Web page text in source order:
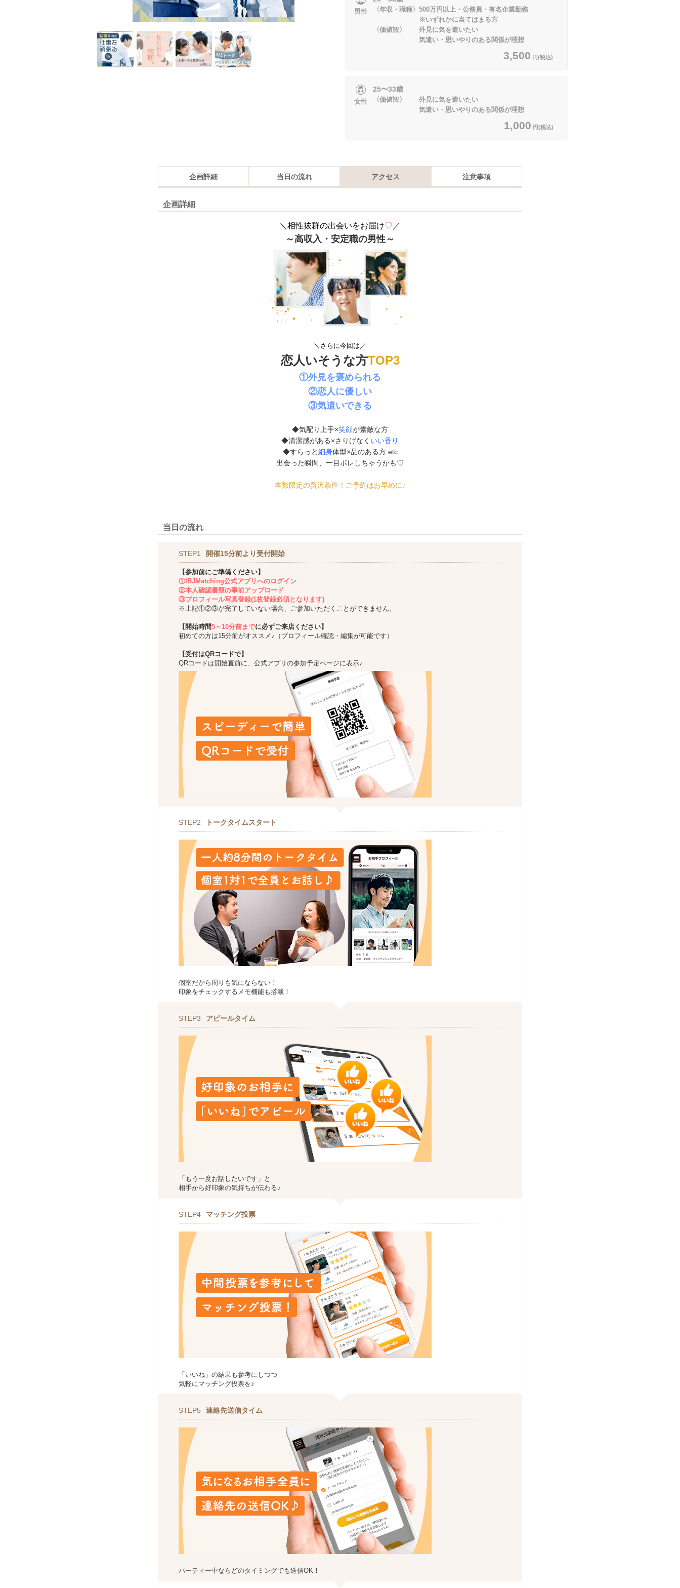
男性
〈年収・職種〉500万円以上・公務員・有名企業勤務
※いずれかに当てはまる方
〈価値観〉 外見に気を遣いたい
気遣い・思いやりのある関係が理想
3,500 円(税込)
女性
25〜33歳
〈価値観〉 外見に気を遣いたい
気遣い・思いやりのある関係が理想
1,000 円(税込)
企画詳細 当日の流れ アクセス 注意事項
企画詳細
＼相性抜群の出会いをお届け♡ ／
～高収入・安定職の男性～
＼さらに今回は／
恋人いそうな方TOP3
①外見を褒められる
②恋人に優しい
③気遣いできる
◆気配り上手×笑顔が素敵な方
◆清潔感がある×さりげなく いい香り
◆すらっと細身体型×品のある方 etc
出会った瞬間、一目ボレしちゃうかも♡
本数限定の贅沢条件！ご予約はお早めに♪
当日の流れ
STEP1 開催15分前より受付開始
【参加前にご準備ください】
①IBJMatching公式アプリへのログイン
②本人確認書類の事前アップロード
③プロフィール写真登録(1枚登録必須となります)
※上記①②③が完了していない場合、ご参加いただくことができません。
【開始時間5～10分前までに必ずご来店ください】
初めての方は15分前がオススメ♪（プロフィール確認・編集が可能です）
【受付はQRコードで】
QRコードは開始直前に、公式アプリの参加予定ページに表示♪
STEP2 トークタイムスタート
個室だから周りも気にならない！
印象をチェックするメモ機能も搭載！
STEP3 アピールタイム
「もう一度お話したいです」と
相手から好印象の気持ちが伝わる♪
STEP4 マッチング投票
「いいね」の結果も参考にしつつ
気軽にマッチング投票を♪
STEP5 連絡先送信タイム
パーティー中ならどのタイミングでも送信OK！